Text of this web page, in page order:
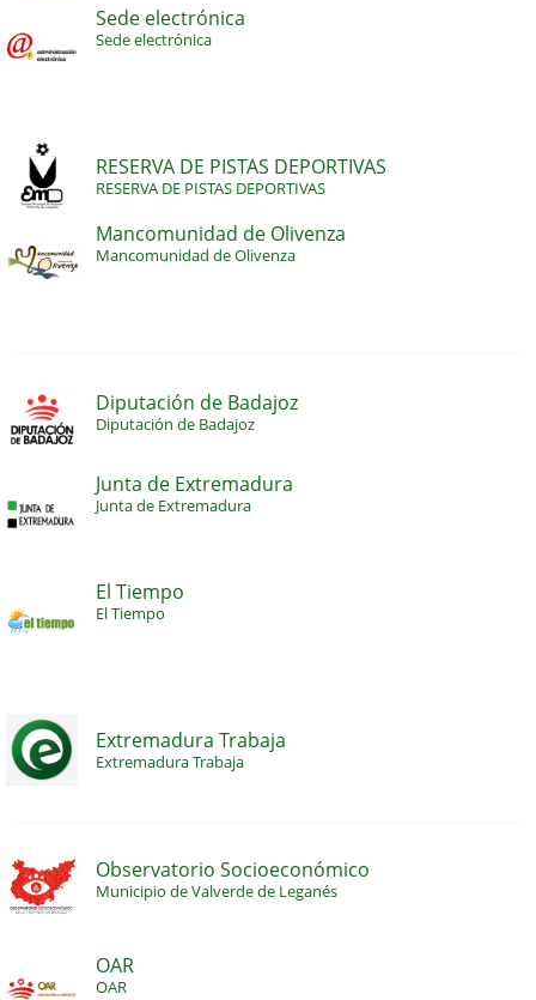
Sede electrónica
Sede electrónica
RESERVA DE PISTAS DEPORTIVAS
RESERVA DE PISTAS DEPORTIVAS
Mancomunidad de Olivenza
Mancomunidad de Olivenza
Diputación de Badajoz
Diputación de Badajoz
Junta de Extremadura
Junta de Extremadura
El Tiempo
El Tiempo
Extremadura Trabaja
Extremadura Trabaja
Observatorio Socioeconómico
Municipio de Valverde de Leganés
OAR
OAR